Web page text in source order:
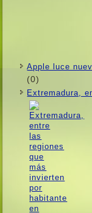
Apple luce
(0)
Extremadura,